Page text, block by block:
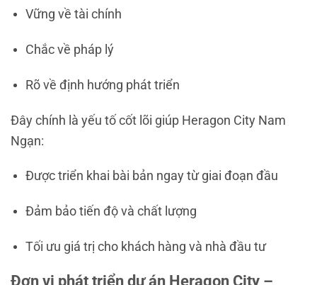
Vững về tài chính
Chắc về pháp lý
Rõ về định hướng phát triển
Đây chính là yếu tố cốt lõi giúp Heragon City Nam
Ngạn:
Được triển khai bài bản ngay từ giai đoạn đầu
Đảm bảo tiến độ và chất lượng
Tối ưu giá trị cho khách hàng và nhà đầu tư
Đơn vị phát triển dự án Heragon City –